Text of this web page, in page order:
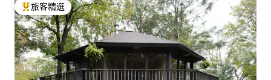
旅客精選榜首
旅客精選